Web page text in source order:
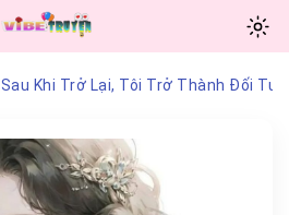
Sau Khi Trở Lại, Tôi Trở Thành Đối